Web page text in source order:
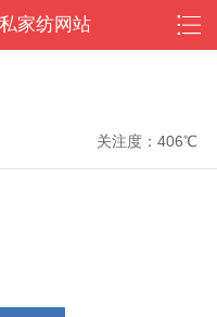
家纺网站
关注度：406℃